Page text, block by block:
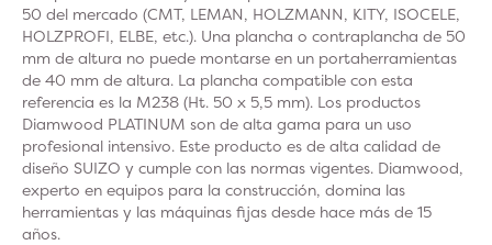
50 del mercado (CMT, LEMAN, HOLZMANN, KITY, ISOCELE,
HOLZPROFI, ELBE, etc.). Una plancha o contraplancha de 50
mm de altura no puede montarse en un portaherramientas
de 40 mm de altura. La plancha compatible con esta
referencia es la M238 (Ht. 50 x 5,5 mm). Los productos
Diamwood PLATINUM son de alta gama para un uso
profesional intensivo. Este producto es de alta calidad de
diseño SUIZO y cumple con las normas vigentes. Diamwood,
experto en equipos para la construcción, domina las
herramientas y las máquinas fijas desde hace más de 15
años.